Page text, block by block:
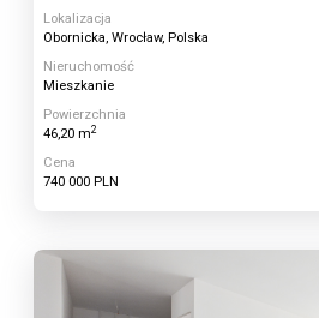
Lokalizacja
Obornicka, Wrocław, Polska
Nieruchomość
Mieszkanie
Powierzchnia
46,20 m2
Cena
740 000 PLN